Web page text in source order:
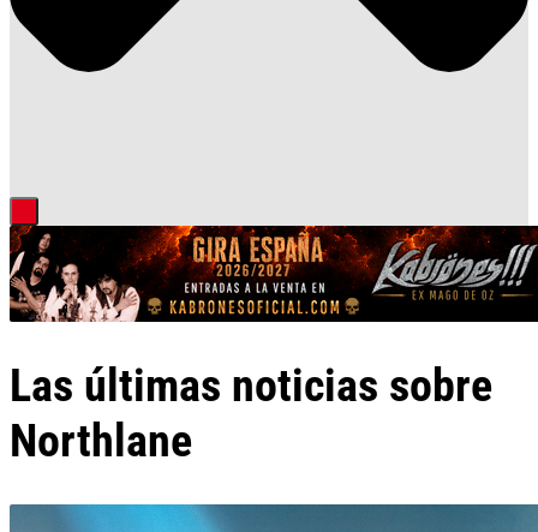
Las últimas noticias sobre
Northlane